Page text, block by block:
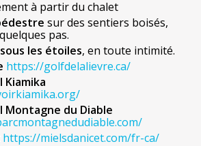
à partir du chalet
sur des sentiers boisés,
pas.
les étoiles, en toute intimité.
https://golfdelalievre.ca/
Kiamika
Montagne du Diable
https://mielsdanicet.com/fr-ca/